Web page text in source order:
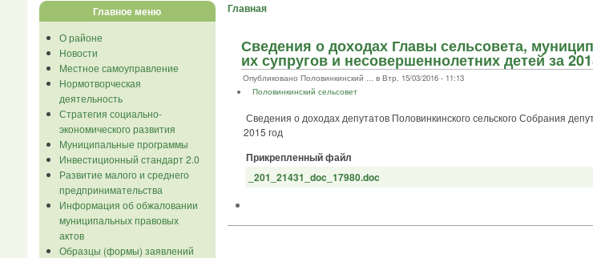
Главное меню
О районе
Новости
Местное самоуправление
Нормотворческая
деятельность
Стратегия социально-
экономического развития
Муниципальные программы
Инвестиционный стандарт 2.0
Развитие малого и среднего
предпринимательства
Информация об обжаловании
муниципальных правовых
актов
Образцы (формы) заявлений
Главная
Сведения о доходах Главы сельсовета,
их супругов и несовершеннолетних детей за
Опубликовано Половинкинский ... в Втр, 15/03/2016 - 11:13
Половинкинский сельсовет
Сведения о доходах депутатов Половинкинского сельского Собрания
2015 год
Прикрепленный файл
_201_21431_doc_17980.doc